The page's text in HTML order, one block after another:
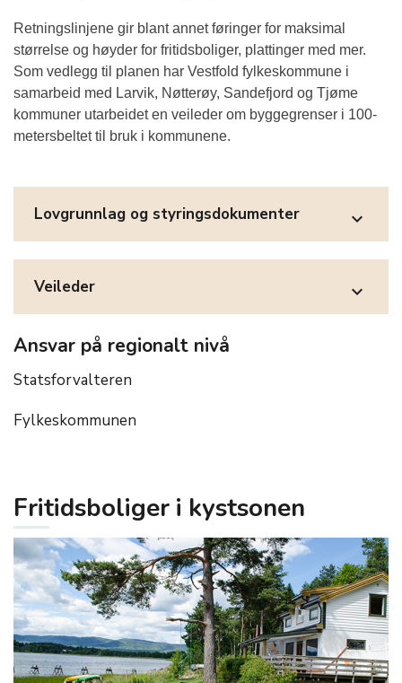
Retningslinjene gir blant annet føringer for maksimal
størrelse og høyder for fritidsboliger, plattinger med mer.
Som vedlegg til planen har Vestfold fylkeskommune i
samarbeid med Larvik, Nøtterøy, Sandefjord og Tjøme
kommuner utarbeidet en veileder om byggegrenser i 100-
metersbeltet til bruk i kommunene.
Lovgrunnlag og styringsdokumenter expand_more
Veileder expand_more
Ansvar på regionalt nivå
Statsforvalteren
Fylkeskommunen
Fritidsboliger i kystsonen